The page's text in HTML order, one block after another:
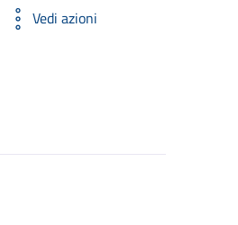
Vedi azioni